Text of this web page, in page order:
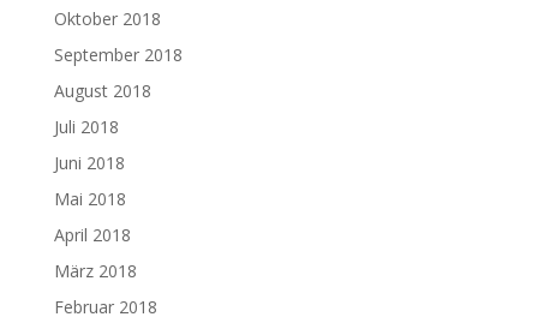
Oktober 2018
September 2018
August 2018
Juli 2018
Juni 2018
Mai 2018
April 2018
März 2018
Februar 2018